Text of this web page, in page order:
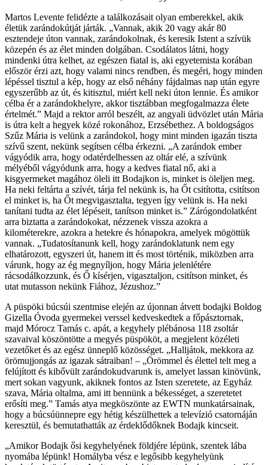
Martos Levente felidézte a találkozásait olyan emberekkel, akik
életük zarándokútját járták. „Vannak, akik 20 vagy akár 80
esztendeje úton vannak, zarándokolnak, és keresik Istent a szívük
közepén és az élet minden dolgában. Csodálatos látni, hogy
mindenki útra kelhet, az egészen fiatal is, aki egyetemista korában
először érzi azt, hogy valami nincs rendben, és megéri, hogy minden
lépéssel tisztul a kép, hogy az első néhány fájdalmas nap után egyre
egyszerűbb az út, és kitisztul, miért kell neki úton lennie. És amikor
célba ér a zarándokhelyre, akkor tisztábban megfogalmazza élete
értelmét.” Majd a rektor arról beszélt, az angyali üdvözlet után Mária
is útra kelt a hegyek közé rokonához, Erzsébethez. A boldogságos
Szűz Mária is velünk a zarándokol, hogy mint minden igazán tiszta
szívű szent, nekünk segítsen célba érkezni. „A zarándok ember
vágyódik arra, hogy odatérdelhessen az oltár elé, a szívünk
mélyéből vágyódunk arra, hogy a kedves fiatal nő, aki a
kisgyermeket magához öleli itt Bodajkon is, minket is öleljen meg.
Ha neki feltárta a szívét, tárja fel nekünk is, ha Őt csitította, csitítson
el minket is, ha Őt megvigasztalta, tegyen így velünk is. Ha neki
tanítani tudta az élet lépéseit, tanítson minket is.” Zárógondolatként
arra biztatta a zarándokokat, nézzenek vissza azokra a
kilométerekre, azokra a hetekre és hónapokra, amelyek mögöttük
vannak. „Tudatosítanunk kell, hogy zarándoklatunk nem egy
elhatározott, egyszeri út, hanem itt és most történik, miközben arra
várunk, hogy az ég megnyíljon, hogy Mária jelenlétére
rácsodálkozzunk, és Ő kísérjen, vigasztaljon, csitítson minket, és
utat mutasson nekünk Fiához, Jézushoz.”
A püspöki búcsúi szentmise elején az újonnan átvett bodajki Boldog
Gizella Óvoda gyermekei verssel kedveskedtek a főpásztornak,
majd Mórocz Tamás c. apát, a kegyhely plébánosa 118 zsoltár
szavaival köszöntötte a megyés püspököt, a megjelent közéleti
vezetőket és az egész ünneplő közösséget. „Halljátok, mekkora az
örömujjongás az igazak sátraiban! – „Örömmel és élettel telt meg a
felújított és kibővült zarándokudvarunk is, amelyet lassan kinövünk,
mert sokan vagyunk, akiknek fontos az Isten szeretete, az Egyház
szava, Mária oltalma, ami itt bennünk a békességet, a szeretetet
erősíti meg.” Tamás atya megköszönte az EWTN munkatársainak,
hogy a búcsúünnepre egy hétig készülhettek a televízió csatornáján
keresztül, és bemutathatták az érdeklődőknek Bodajk kincseit.
„Amikor Bodajk ősi kegyhelyének földjére lépünk, szentek lába
nyomába lépünk! Homályba vész e legősibb kegyhelyünk